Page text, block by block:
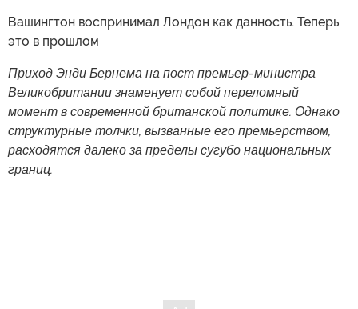
Вашингтон воспринимал Лондон как данность. Теперь
это в прошлом
Приход Энди Бернема на пост премьер-министра
Великобритании знаменует собой переломный
момент в современной британской политике. Однако
структурные толчки, вызванные его премьерством,
расходятся далеко за пределы сугубо национальных
границ.